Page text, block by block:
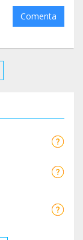
Comenta